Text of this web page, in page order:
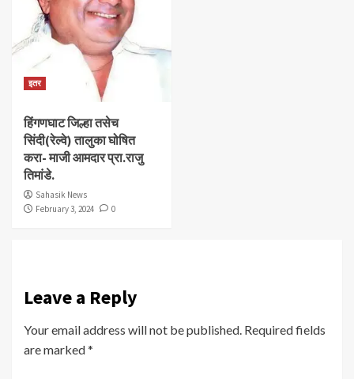
इतर
हिंगणघाट जिल्हा तसेच
सिंदी(रेल्वे) तालुका घोषित
करा- माजी आमदार प्रा.राजु
तिमांडे.
Sahasik News
February 3, 2024
0
Leave a Reply
Your email address will not be published. Required fields
are marked*